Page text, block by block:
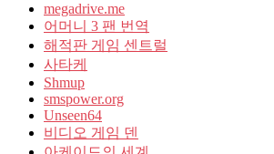
megadrive.me
어머니 3 팬 번역
해적판 게임 센트럴
사타케
Shmup
smspower.org
Unseen64
비디오 게임 덴